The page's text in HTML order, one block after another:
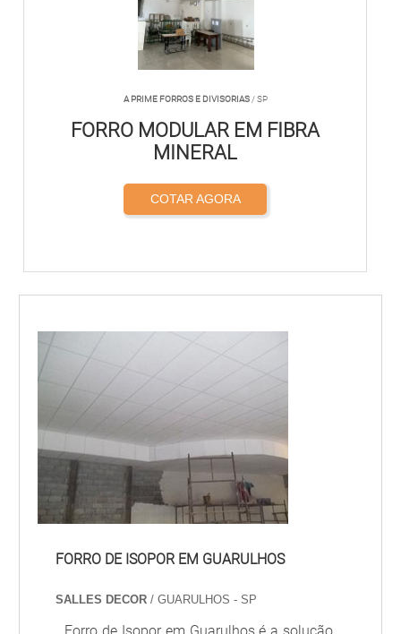
A PRIME FORROS E DIVISORIAS/ SP
FORRO MODULAR EM FIBRA
MINERAL
COTAR AGORA
FORRO DE ISOPOR EM GUARULHOS
SALLES DECOR/ GUARULHOS - SP